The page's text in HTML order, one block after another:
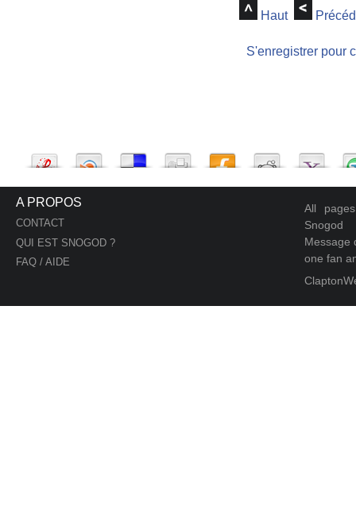
Haut
S'enregistrer pour
A PROPOS
CONTACT
QUI EST SNOGOD ?
FAQ / AIDE
All
Snogod
Message
one fan